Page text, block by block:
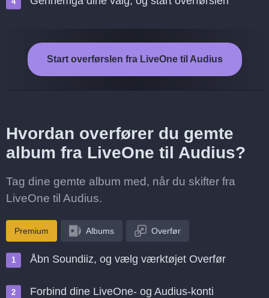
Start overførslen fra LiveOne til Audius
Hvordan overfører du gemte
album fra LiveOne til Audius?
Tag dine gemte album med, når du skifter fra
LiveOne til Audius.
Premium Albums Overfør
Åbn Soundiiz, og vælg værktøjet Overfør
Forbind dine LiveOne- og Audius-konti